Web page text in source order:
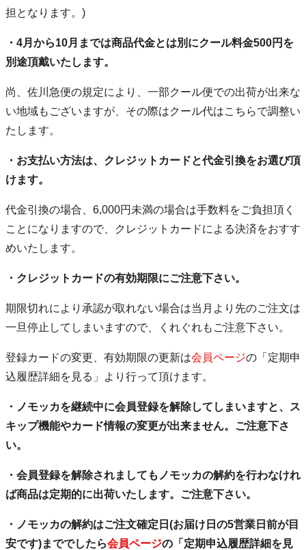
担となります。)
・4月から10月までは商品代金とは別にクール料金500円を
別途頂戴いたします。
尚、佐川急便の規定により、一部クール便での出荷が出来な
い地域もございますが、その際はクール代はこちらで調整い
たします。
・お支払い方法は、クレジットカードと代金引換をお選び頂
けます。
代金引換の場合、6,000円未満の場合は手数料をご負担頂く
ことになりますので、クレジットカードによる決済をおすす
めいたします。
・クレジットカードの有効期限にご注意下さい。
期限切れにより承認が取れない場合は当月より先のご注文は
一旦停止してしまいますので、くれぐれもご注意下さい。
登録カードの変更、有効期限の更新は会員ページの「定期申
込履歴詳細を見る」より行って頂けます。
・ノモッカを継続中に会員登録を解除してしまいますと、ス
キップ機能やカード情報の変更が出来ません。ご注意下さ
い。
・会員登録を解除されましてもノモッカの解約を行わなけれ
ば商品は定期的に出荷いたします。ご注意下さい。
・ノモッカの解約はご注文確定日(お届け日の5営業日前が目
安です)まででしたら会員ページの「定期申込履歴詳細を見